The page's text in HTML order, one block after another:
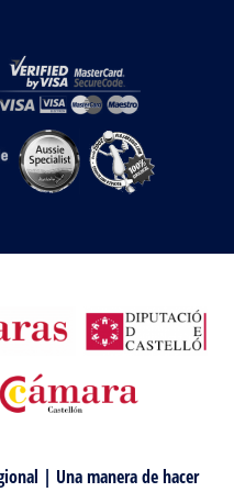
| Una manera de hacer